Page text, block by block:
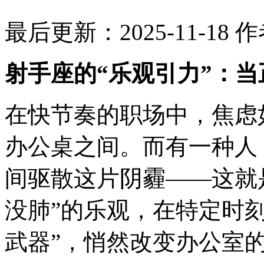
最后更新：2025-11-18 作
射手座的“乐观引力”：
在快节奏的职场中，焦
办公桌之间。而有一种
间驱散这片阴霾——这就
没肺”的乐观，在特定时
武器”，悄然改变办公室